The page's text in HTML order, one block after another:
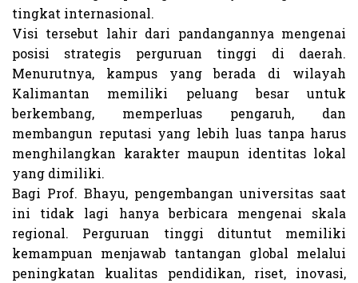
tingkat internasional.
Visi tersebut lahir dari pandangannya mengenai
posisi strategis perguruan tinggi di daerah.
Menurutnya, kampus yang berada di wilayah
Kalimantan memiliki peluang besar untuk
berkembang, memperluas pengaruh, dan
membangun reputasi yang lebih luas tanpa harus
menghilangkan karakter maupun identitas lokal
yang dimiliki.
Bagi Prof. Bhayu, pengembangan universitas saat
ini tidak lagi hanya berbicara mengenai skala
regional. Perguruan tinggi dituntut memiliki
kemampuan menjawab tantangan global melalui
peningkatan kualitas pendidikan, riset, inovasi,